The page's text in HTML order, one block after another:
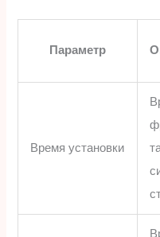
Параметр
Время установки